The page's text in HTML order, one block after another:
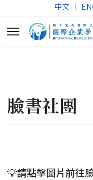
中文 ︱
臉書社團
💡請點擊圖片前往